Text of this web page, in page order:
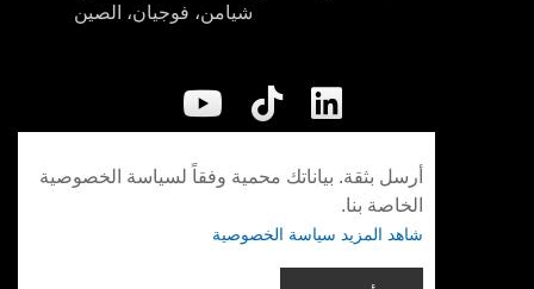
شيامن، فوجيان، الصين
أرسل بثقة. بياناتك محمية وفقاً لسياسة الخصوصية
الخاصة بنا.
شاهد المزيد سياسة الخصوصية